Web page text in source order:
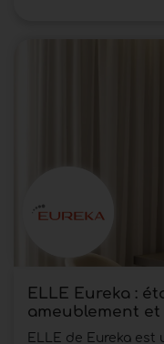
ELLE Eureka :
ameublement
ELLE de Eureka est